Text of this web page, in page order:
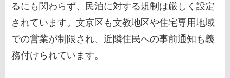
るにも関わらず、民泊に対する規制は厳しく設定
されています。文京区も文教地区や住宅専用地域
での営業が制限され、近隣住民への事前通知も義
務付けられています。